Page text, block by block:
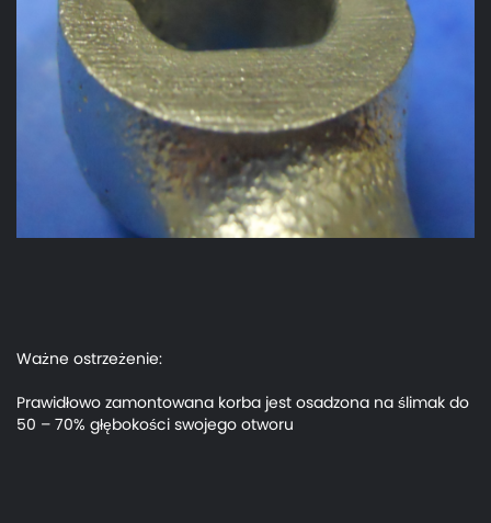
Ważne ostrzeżenie:
Prawidłowo zamontowana korba jest osadzona na ślimak do
50 – 70% głębokości swojego otworu